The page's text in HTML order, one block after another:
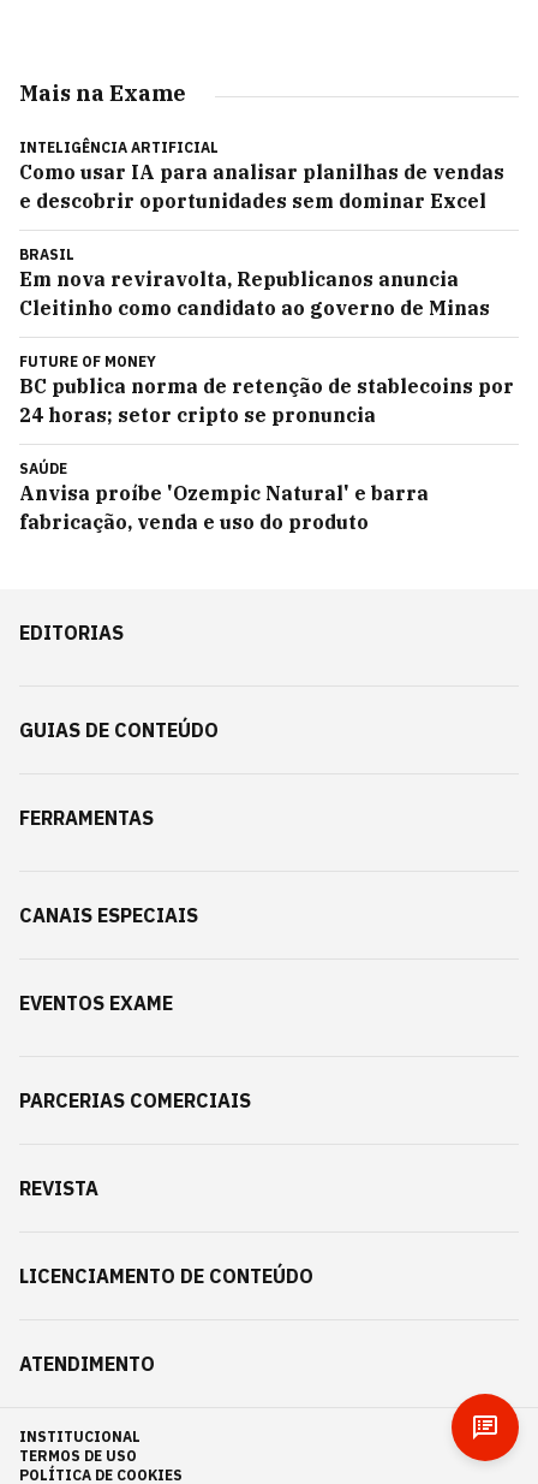
Mais na Exame
INTELIGÊNCIA ARTIFICIAL
Como usar IA para analisar planilhas de vendas
e descobrir oportunidades sem dominar Excel
BRASIL
Em nova reviravolta, Republicanos anuncia
Cleitinho como candidato ao governo de Minas
FUTURE OF MONEY
BC publica norma de retenção de stablecoins por
24 horas; setor cripto se pronuncia
SAÚDE
Anvisa proíbe 'Ozempic Natural' e barra
fabricação, venda e uso do produto
EDITORIAS
GUIAS DE CONTEÚDO
FERRAMENTAS
CANAIS ESPECIAIS
EVENTOS EXAME
PARCERIAS COMERCIAIS
REVISTA
LICENCIAMENTO DE CONTEÚDO
ATENDIMENTO
INSTITUCIONAL
TERMOS DE USO
POLÍTICA DE COOKIES